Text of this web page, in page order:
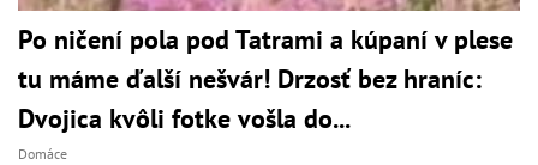
Po ničení pola pod Tatrami a kúpaní v plese
tu máme ďalší nešvár! Drzosť bez hraníc:
Dvojica kvôli fotke vošla do...
Domáce